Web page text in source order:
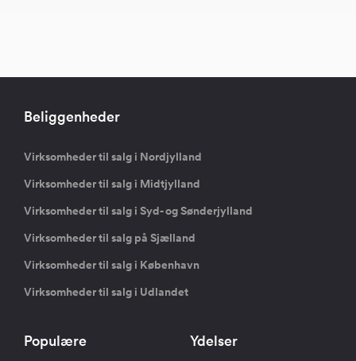
Beliggenheder
Virksomheder til salg i Nordjylland
Virksomheder til salg i Midtjylland
Virksomheder til salg i Syd- og Sønderjylland
Virksomheder til salg på Sjælland
Virksomheder til salg i København
Virksomheder til salg i Udlandet
Populære Ydelser